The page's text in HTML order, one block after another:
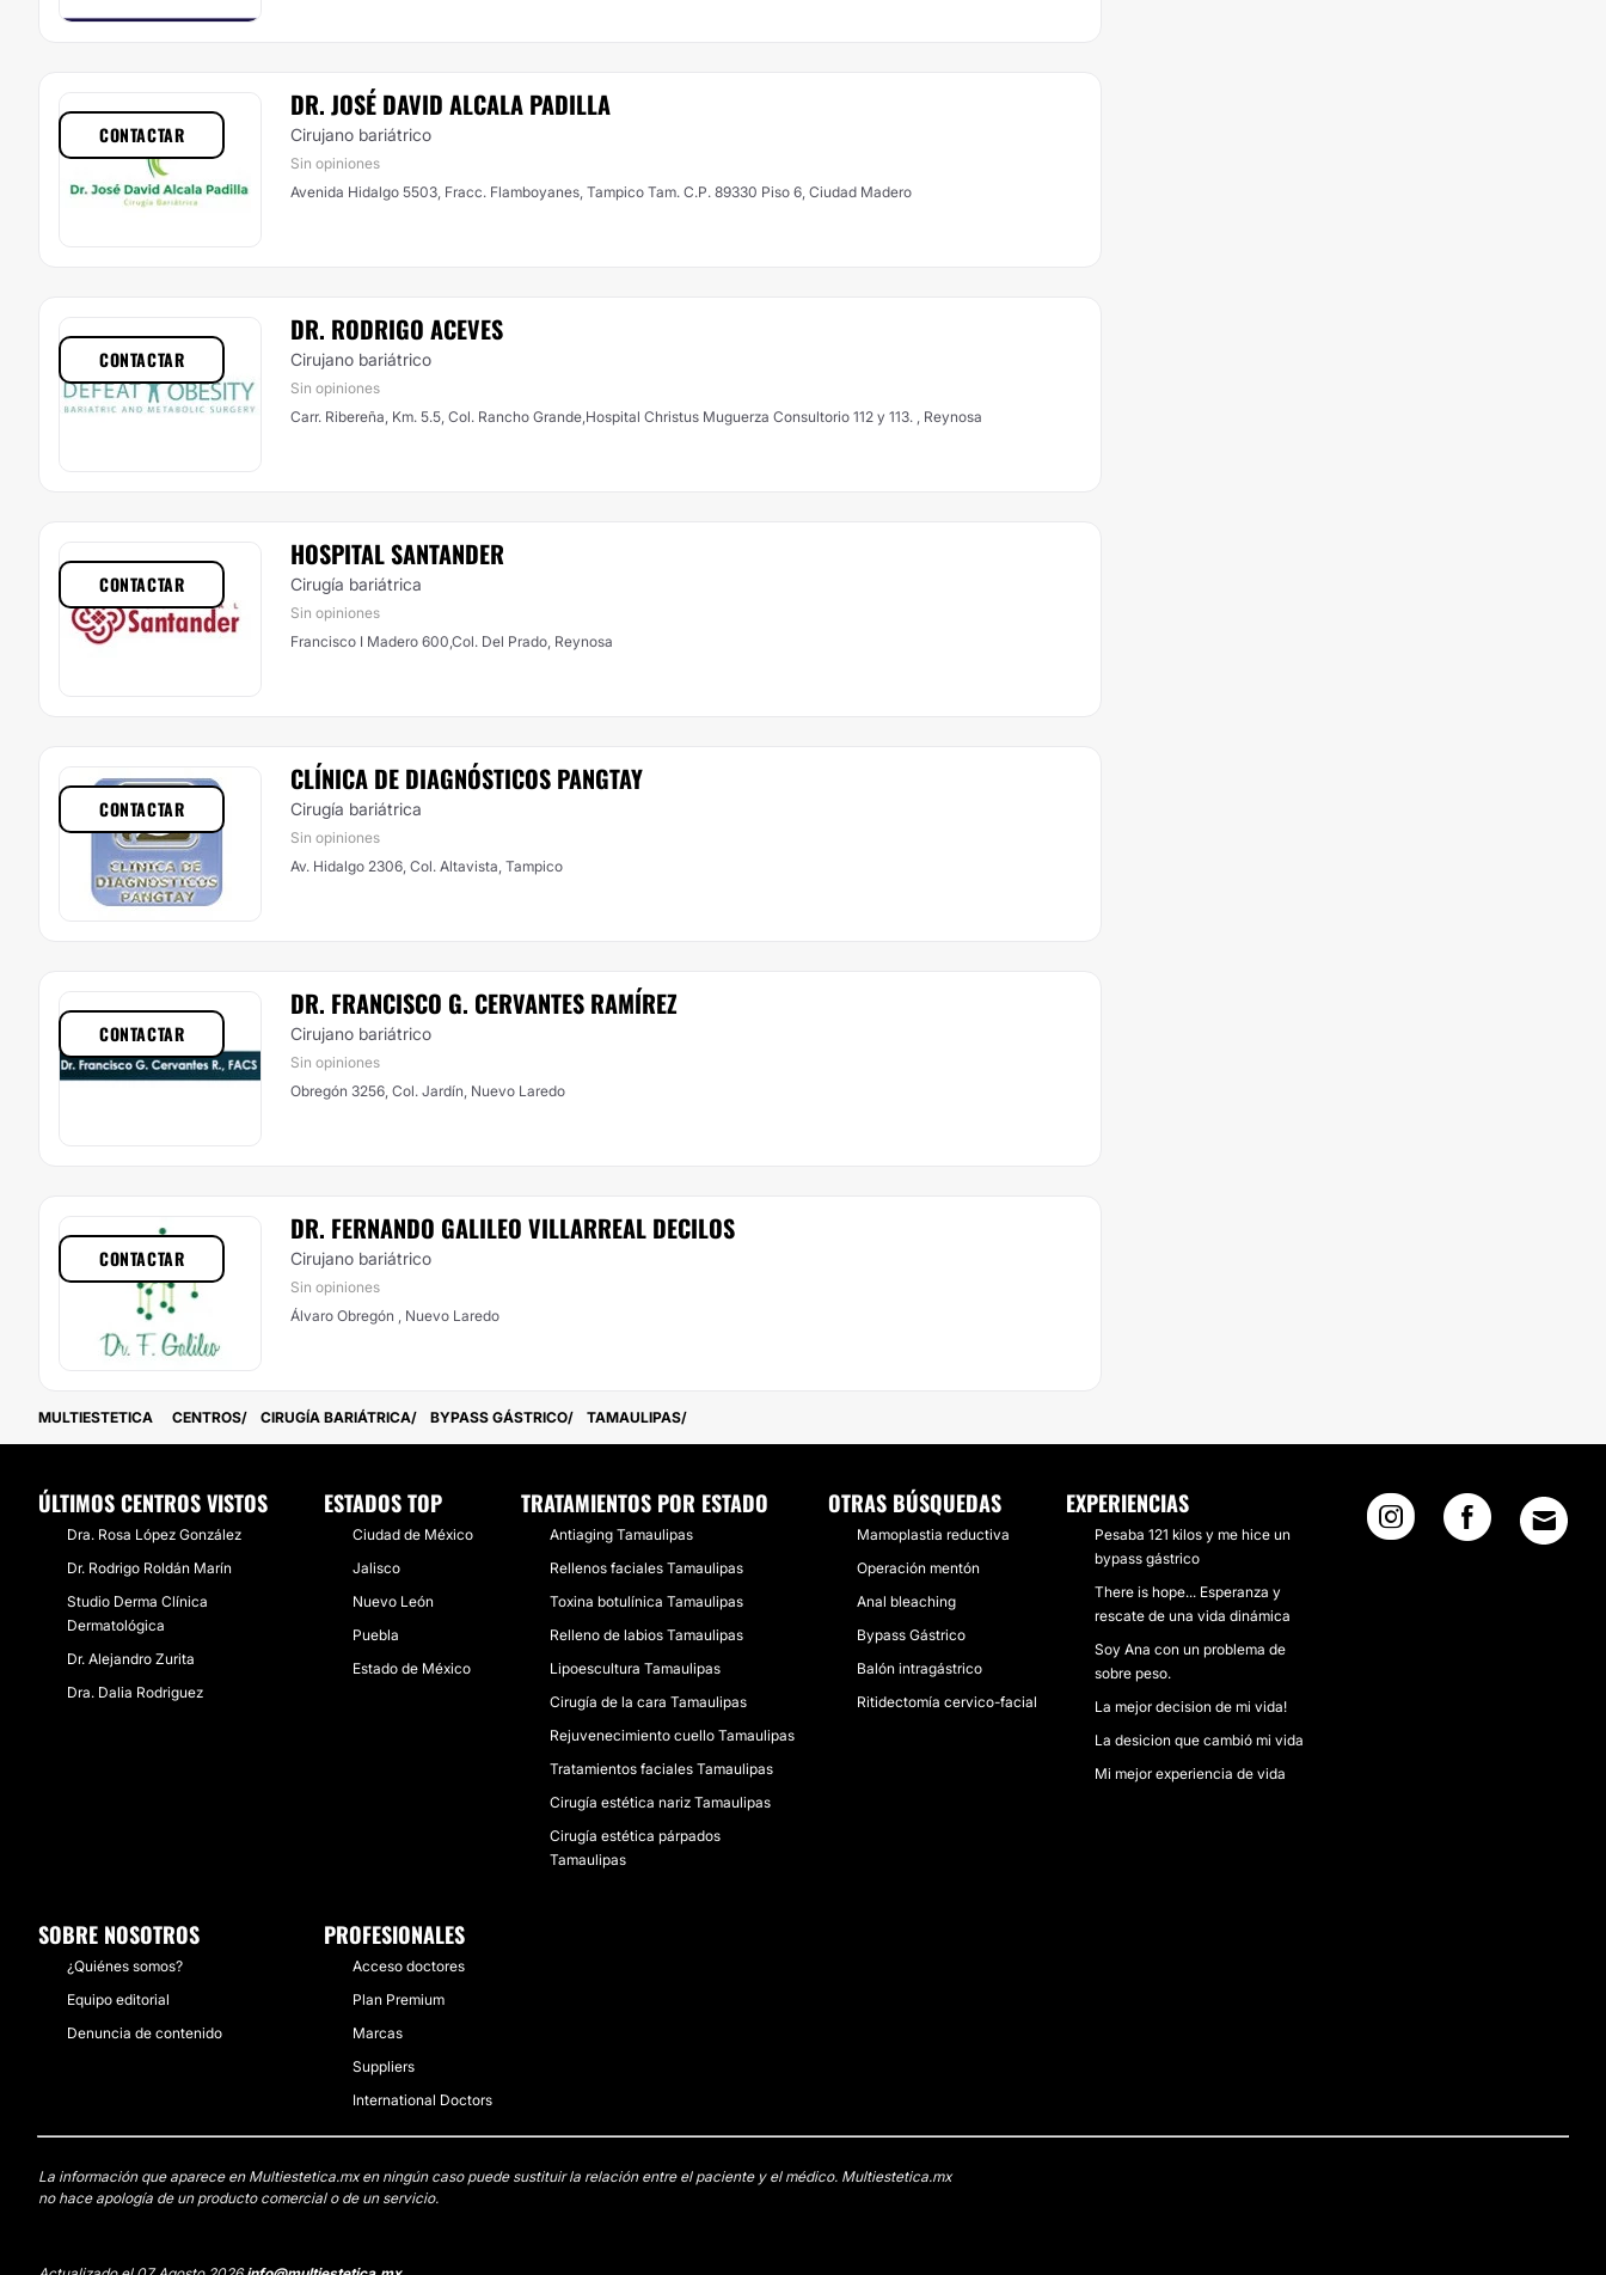
DR. JOSÉ DAVID ALCALA PADILLA
Cirujano bariátrico
Sin opiniones
Avenida Hidalgo 5503, Fracc. Flamboyanes, Tampico Tam. C.P. 89330 Piso 6, Ciudad Madero
CONTACTAR
DR. RODRIGO ACEVES
Cirujano bariátrico
Sin opiniones
Carr. Ribereña, Km. 5.5, Col. Rancho Grande,Hospital Christus Muguerza Consultorio 112 y 113. , Reynosa
CONTACTAR
HOSPITAL SANTANDER
Cirugía bariátrica
Sin opiniones
Francisco I Madero 600,Col. Del Prado, Reynosa
CONTACTAR
CLÍNICA DE DIAGNÓSTICOS PANGTAY
Cirugía bariátrica
Sin opiniones
Av. Hidalgo 2306, Col. Altavista, Tampico
CONTACTAR
DR. FRANCISCO G. CERVANTES RAMÍREZ
Cirujano bariátrico
Sin opiniones
Obregón 3256, Col. Jardín, Nuevo Laredo
CONTACTAR
DR. FERNANDO GALILEO VILLARREAL DECILOS
Cirujano bariátrico
Sin opiniones
Álvaro Obregón , Nuevo Laredo
CONTACTAR
MULTIESTETICA CENTROS CIRUGÍA BARIÁTRICA BYPASS GÁSTRICO TAMAULIPAS
ÚLTIMOS CENTROS VISTOS
Dra. Rosa López González
Dr. Rodrigo Roldán Marín
Studio Derma Clínica
Dermatológica
Dr. Alejandro Zurita
Dra. Dalia Rodriguez
ESTADOS TOP
Ciudad de México
Jalisco
Nuevo León
Puebla
Estado de México
TRATAMIENTOS POR ESTADO
Antiaging Tamaulipas
Rellenos faciales Tamaulipas
Toxina botulínica Tamaulipas
Relleno de labios Tamaulipas
Lipoescultura Tamaulipas
Cirugía de la cara Tamaulipas
Rejuvenecimiento cuello Tamaulipas
Tratamientos faciales Tamaulipas
Cirugía estética nariz Tamaulipas
Cirugía estética párpados
Tamaulipas
OTRAS BÚSQUEDAS
Mamoplastia reductiva
Operación mentón
Anal bleaching
Bypass Gástrico
Balón intragástrico
Ritidectomía cervico-facial
EXPERIENCIAS
Pesaba 121 kilos y me hice un
bypass gástrico
There is hope... Esperanza y
rescate de una vida dinámica
Soy Ana con un problema de
sobre peso.
La mejor decision de mi vida!
La desicion que cambió mi vida
Mi mejor experiencia de vida
SOBRE NOSOTROS
¿Quiénes somos?
Equipo editorial
Denuncia de contenido
PROFESIONALES
Acceso doctores
Plan Premium
Marcas
Suppliers
International Doctors
La información que aparece en Multiestetica.mx en ningún caso puede sustituir la relación entre el paciente y el médico. Multiestetica.mx
no hace apología de un producto comercial o de un servicio.